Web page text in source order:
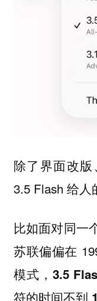
除了界面改
3.5 Flash 给人
比如面对同一
苏联偏偏在
模式， 3.5
符的时间不到